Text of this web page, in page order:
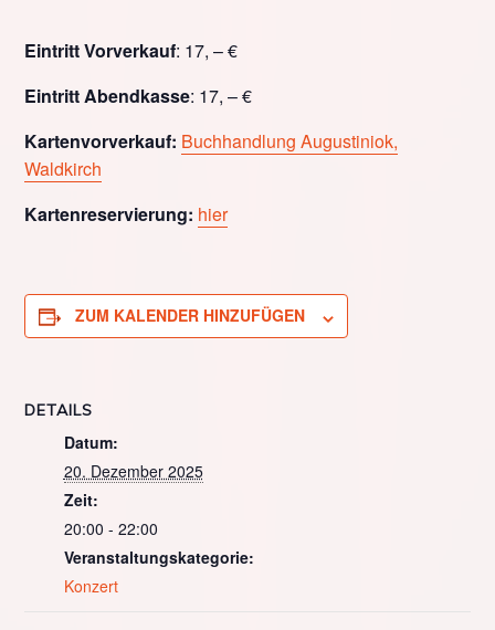
Eintritt Vorverkauf: 17, – €
Eintritt Abendkasse: 17, – €
Kartenvorverkauf: Buchhandlung Augustiniok,
Waldkirch
Kartenreservierung: hier
ZUM KALENDER HINZUFÜGEN
DETAILS
Datum:
20. Dezember 2025
Zeit:
20:00 - 22:00
Veranstaltungskategorie:
Konzert